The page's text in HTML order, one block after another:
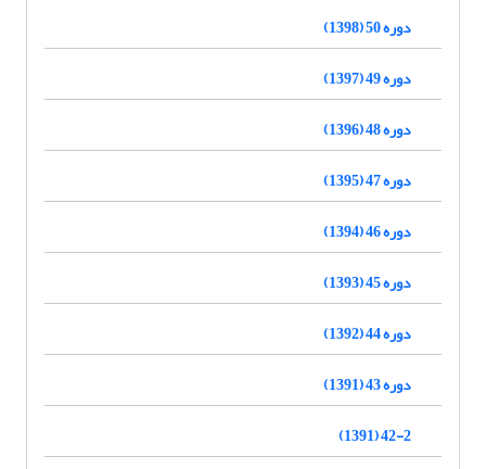
دوره 50 (1398)
دوره 49 (1397)
دوره 48 (1396)
دوره 47 (1395)
دوره 46 (1394)
دوره 45 (1393)
دوره 44 (1392)
دوره 43 (1391)
42-2 (1391)